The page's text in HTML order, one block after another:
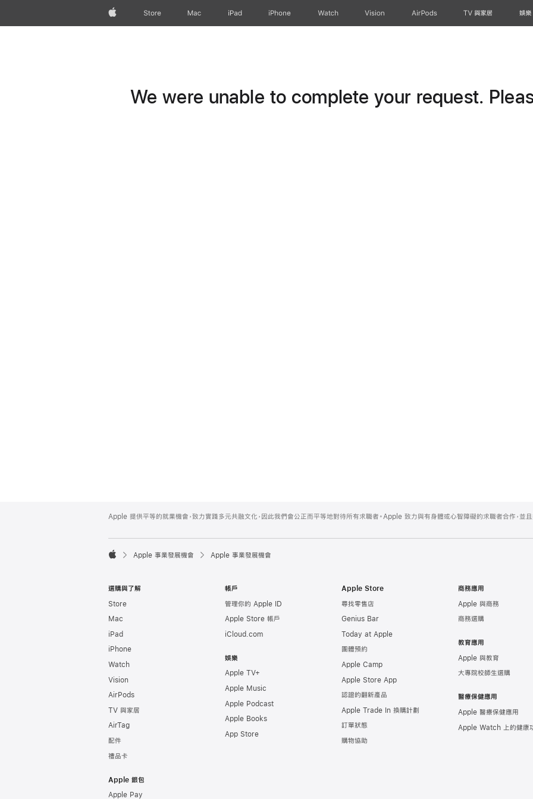
Apple Store Mac iPad iPhone Watch Vision AirPods TV 與家居 娛樂
We were unable to complete your request.
Footer
Apple 提供平等的就業機會，致力實踐多元共融文化，因此我們會公正而平等地對待所有求職者。Apple 致力與有身體或心智障礙的求職者合作，並且

Apple 事業發展機會 Apple 事業發展機會
選購與了解
Store
Mac
iPad
iPhone
Watch
Vision
AirPods
TV 與家居
AirTag
配件
禮品卡
Apple 銀包
Apple Pay
帳戶
管理你的 Apple ID
Apple Store 帳戶
iCloud.com
娛樂
Apple TV+
Apple Music
Apple Podcast
Apple Books
App Store
Apple Store
尋找零售店
Genius Bar
Today at Apple
團體預約
Apple Camp
Apple Store App
認證的翻新產品
Apple Trade In 換購計劃
訂單狀態
購物協助
商務應用
Apple 與商務
商務選購
教育應用
Apple 與教育
大專院校師生選購
醫療保健應用
Apple 醫療保健應用
Apple Watch 上的健康